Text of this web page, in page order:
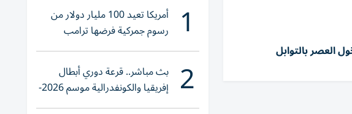
العصر بالتوابل
1 أمريكا تعيد 100 مليار دولار من
رسوم جمركية فرضها ترامب
2 بث مباشر.. قرعة دوري أبطال
إفريقيا والكونفدرالية موسم 2026-
2027